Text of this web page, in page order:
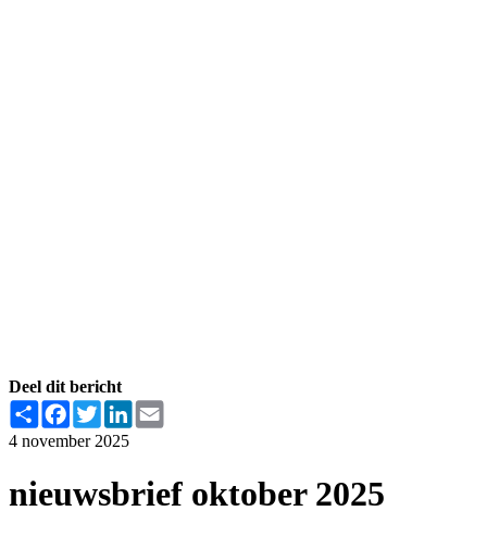
Deel dit bericht
Share FacebookTwitterLinkedInEmail
4 november 2025
nieuwsbrief oktober 2025